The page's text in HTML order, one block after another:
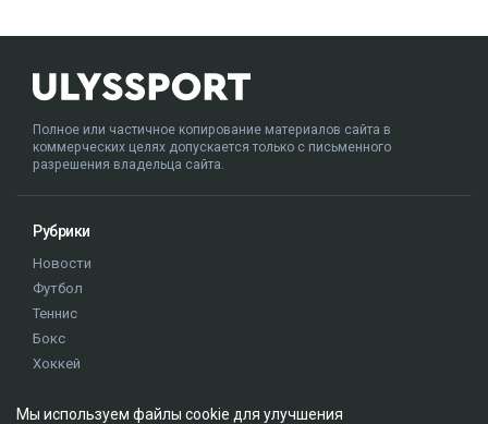
Полное или частичное копирование материалов сайта в
коммерческих целях допускается только с письменного
разрешения владельца сайта.
Рубрики
Новости
Футбол
Теннис
Бокс
Хоккей
Истории
Мы используем файлы cookie для улучшения